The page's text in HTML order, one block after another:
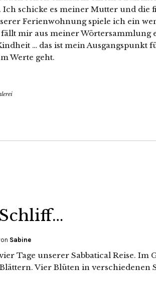
Ich schicke es meiner Mutter und die
Ferienwohnung spiele ich ein
mir aus meiner Wörtersammlung
… das ist mein Ausgangspunkt
Werte geht.
Sabine
Tage unserer Sabbatical Reise. Im
Vier Blüten in verschiedenen